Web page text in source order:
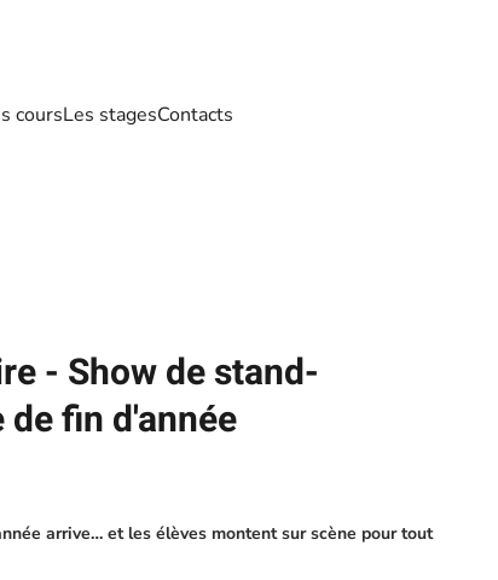
coursLes stagesContacts
- Show de stand-
fin d'année
arrive… et les élèves montent sur scène pour tout